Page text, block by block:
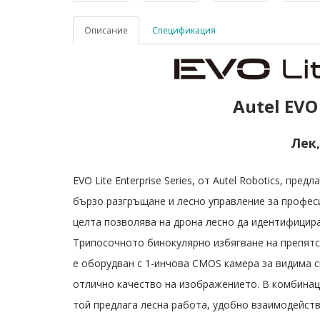
Описание Спецификация
Autel
EVO Lite Enterprise Series, от Autel Robotics,
бързо разгръщане и лесно управление за
целта позволява на дрона лесно да
Трипосочното бинокулярно избягване на
е оборудван с 1-инчова CMOS камера за видима
отлично качество на изображението. В
той предлага лесна работа, удобно